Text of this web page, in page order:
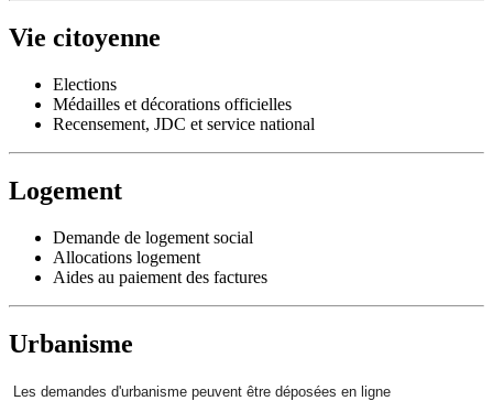
Vie citoyenne
Elections
Médailles et décorations officielles
Recensement, JDC et service national
Logement
Demande de logement social
Allocations logement
Aides au paiement des factures
Urbanisme
Les demandes d'urbanisme peuvent être déposées en ligne